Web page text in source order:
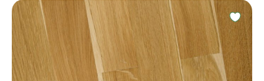
Фаска:
Соединение:
Обработка:
Длина: